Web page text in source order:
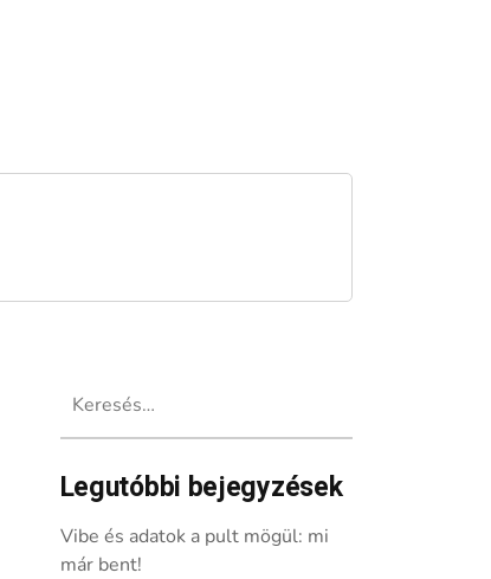
Legutóbbi bejegyzések
Vibe és adatok a pult mögül: mi
már bent!